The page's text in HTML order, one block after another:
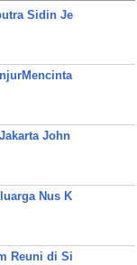
Sidin Je
John
Nus K
Reuni di Si